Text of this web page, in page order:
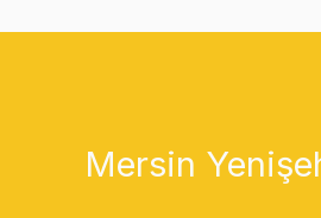
Mersin